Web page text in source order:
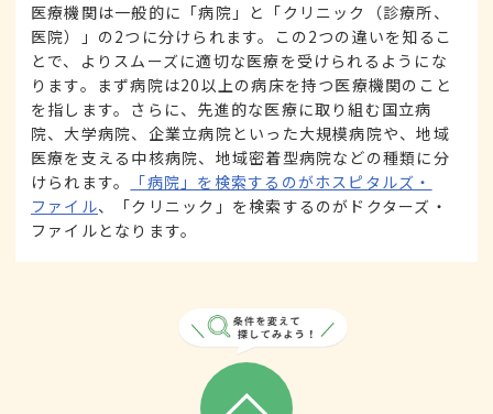
医療機関は一般的に「病院」と「クリニック（診療所、
医院）」の2つに分けられます。この2つの違いを知るこ
とで、よりスムーズに適切な医療を受けられるようにな
ります。まず病院は20以上の病床を持つ医療機関のこと
を指します。さらに、先進的な医療に取り組む国立病
院、大学病院、企業立病院といった大規模病院や、地域
医療を支える中核病院、地域密着型病院などの種類に分
けられます。
「病院」を検索するのがホスピタルズ・
ファイル、「クリニック」を検索するのがドクターズ・
ファイルとなります。